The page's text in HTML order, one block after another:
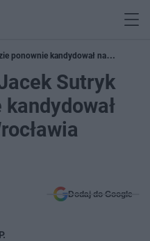
ponownie kandydował na
Sutryk
Dodaj do Google